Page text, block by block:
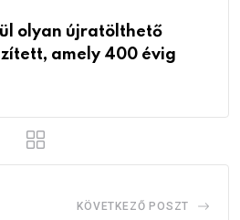
olyan újratölthető
amely 400 évig
KÖVETKEZŐ POSZT